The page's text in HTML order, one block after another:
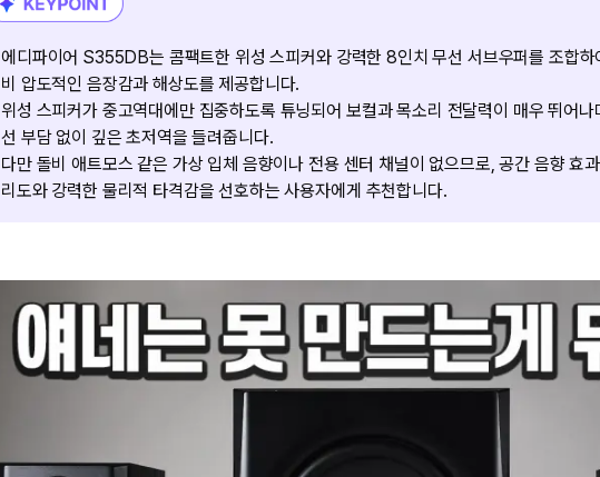
에디파이어 S355DB는 콤팩트한 위성 스피커와 강력한 8인치 무선 서브우퍼를 조합
비 압도적인 음장감과 해상도를 제공합니다.
위성 스피커가 중고역대에만 집중하도록 튜닝되어 보컬과 목소리 전달력이 매우 뛰어
선 부담 없이 깊은 초저역을 들려줍니다.
다만 돌비 애트모스 같은 가상 입체 음향이나 전용 센터 채널이 없으므로, 공간 음향 효
리도와 강력한 물리적 타격감을 선호하는 사용자에게 추천합니다.